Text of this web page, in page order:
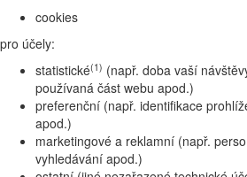
cookies
pro účely:
statistické(1) (např. doba vaší
používaná část webu apod.)
preferenční (např. identifikace
apod.)
marketingové a reklamní (např.
vyhledávání apod.)